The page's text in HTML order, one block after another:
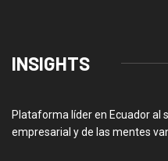
INSIGHTS
Plataforma líder en Ecuador al
empresarial y de las mentes